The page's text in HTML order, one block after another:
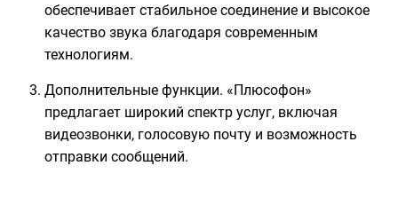
обеспечивает стабильное соединение и высокое
качество звука благодаря современным
технологиям.
Дополнительные функции. «Плюсофон»
предлагает широкий спектр услуг, включая
видеозвонки, голосовую почту и возможность
отправки сообщений.